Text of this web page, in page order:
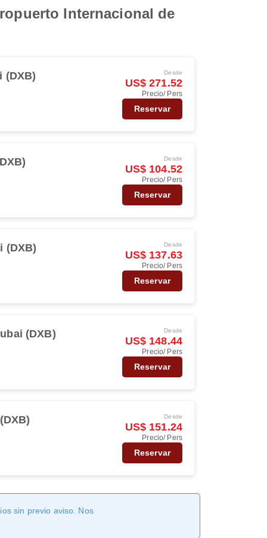
Internacional de
(DXB) Desde
US$ 271.52
Precio/ Pers
Reservar
Desde
US$ 104.52
Precio/ Pers
Reservar
(DXB) Desde
US$ 137.63
Precio/ Pers
Reservar
(DXB) Desde
US$ 148.44
Precio/ Pers
Reservar
Desde
US$ 151.24
Precio/ Pers
Reservar
sin previo aviso. Nos